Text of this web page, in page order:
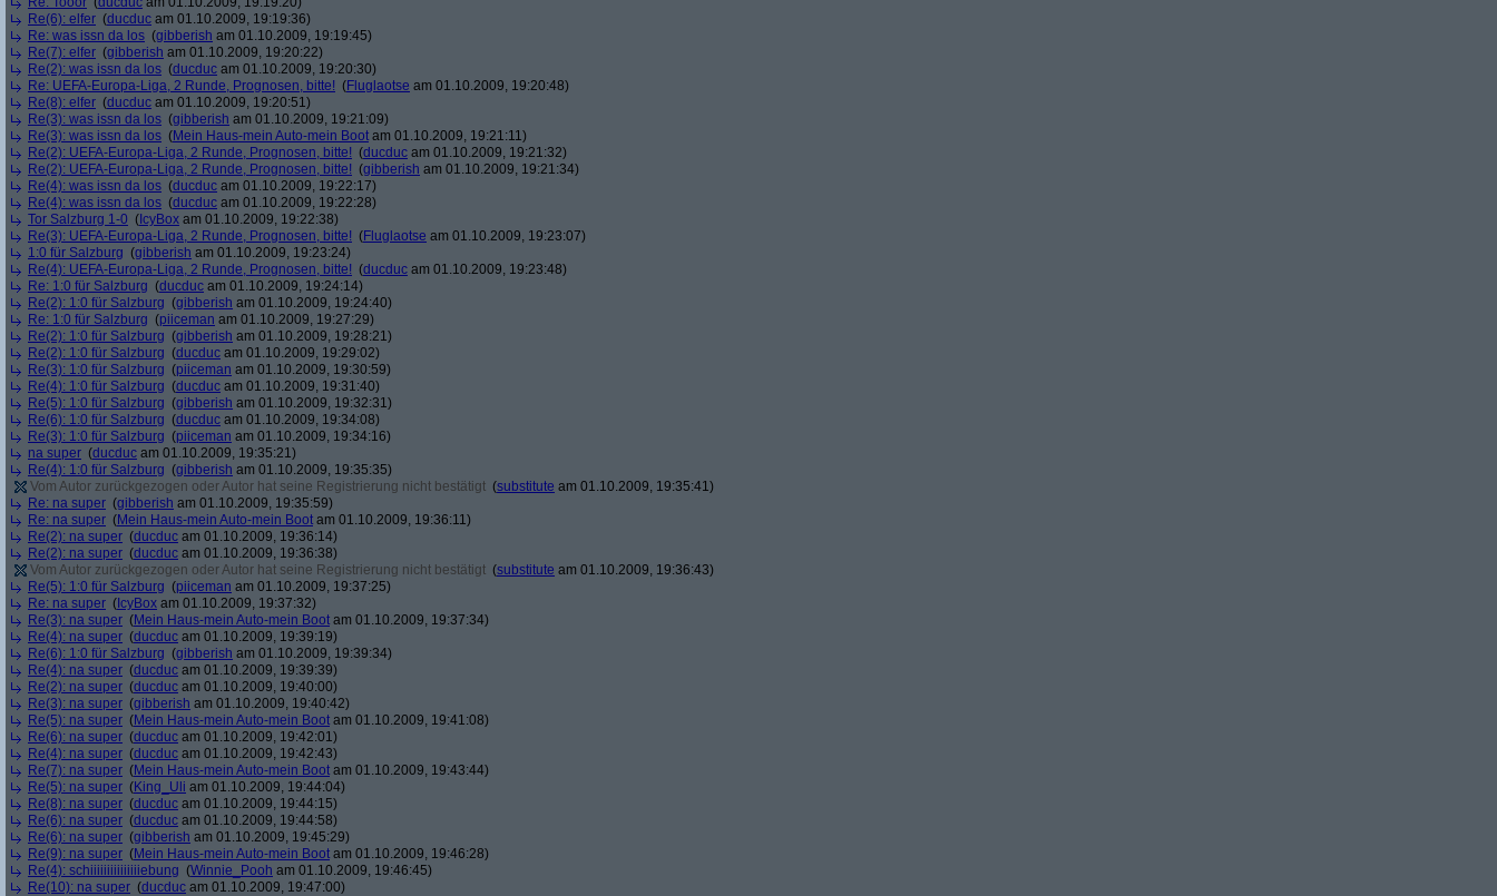
Re(6): elfer (ducduc am 01.10.2009, 19:19:36)
Re: was issn da los (gibberish am 01.10.2009, 19:19:45)
Re(7): elfer (gibberish am 01.10.2009, 19:20:22)
Re(2): was issn da los (ducduc am 01.10.2009, 19:20:30)
Re: UEFA-Europa-Liga, 2 Runde, Prognosen, bitte! (Fluglaotse am 01.10.2009, 19:20:48)
Re(8): elfer (ducduc am 01.10.2009, 19:20:51)
Re(3): was issn da los (gibberish am 01.10.2009, 19:21:09)
Re(3): was issn da los (Mein Haus-mein Auto-mein Boot am 01.10.2009, 19:21:11)
Re(2): UEFA-Europa-Liga, 2 Runde, Prognosen, bitte! (ducduc am 01.10.2009, 19:21:32)
Re(2): UEFA-Europa-Liga, 2 Runde, Prognosen, bitte! (gibberish am 01.10.2009, 19:21:34)
Re(4): was issn da los (ducduc am 01.10.2009, 19:22:17)
Re(4): was issn da los (ducduc am 01.10.2009, 19:22:28)
Tor Salzburg 1-0 ( IcyBox am 01.10.2009, 19:22:38)
Re(3): UEFA-Europa-Liga, 2 Runde, Prognosen, bitte! (Fluglaotse am 01.10.2009, 19:23:07)
1:0 für Salzburg (gibberish am 01.10.2009, 19:23:24)
Re(4): UEFA-Europa-Liga, 2 Runde, Prognosen, bitte! (ducduc am 01.10.2009, 19:23:48)
Re: 1:0 für Salzburg (ducduc am 01.10.2009, 19:24:14)
Re(2): 1:0 für Salzburg (gibberish am 01.10.2009, 19:24:40)
Re: 1:0 für Salzburg (piiceman am 01.10.2009, 19:27:29)
Re(2): 1:0 für Salzburg (gibberish am 01.10.2009, 19:28:21)
Re(2): 1:0 für Salzburg (ducduc am 01.10.2009, 19:29:02)
Re(3): 1:0 für Salzburg (piiceman am 01.10.2009, 19:30:59)
Re(4): 1:0 für Salzburg (ducduc am 01.10.2009, 19:31:40)
Re(5): 1:0 für Salzburg (gibberish am 01.10.2009, 19:32:31)
Re(6): 1:0 für Salzburg (ducduc am 01.10.2009, 19:34:08)
Re(3): 1:0 für Salzburg (piiceman am 01.10.2009, 19:34:16)
na super (ducduc am 01.10.2009, 19:35:21)
Re(4): 1:0 für Salzburg (gibberish am 01.10.2009, 19:35:35)
Vom Autor zurückgezogen oder Autor hat seine Registrierung nicht bestätigt (substitute am 01.10.2009, 19:35:41)
Re: na super (gibberish am 01.10.2009, 19:35:59)
Re: na super (Mein Haus-mein Auto-mein Boot am 01.10.2009, 19:36:11)
Re(2): na super (ducduc am 01.10.2009, 19:36:14)
Re(2): na super (ducduc am 01.10.2009, 19:36:38)
Vom Autor zurückgezogen oder Autor hat seine Registrierung nicht bestätigt (substitute am 01.10.2009, 19:36:43)
Re(5): 1:0 für Salzburg (piiceman am 01.10.2009, 19:37:25)
Re: na super ( IcyBox am 01.10.2009, 19:37:32)
Re(3): na super (Mein Haus-mein Auto-mein Boot am 01.10.2009, 19:37:34)
Re(4): na super (ducduc am 01.10.2009, 19:39:19)
Re(6): 1:0 für Salzburg (gibberish am 01.10.2009, 19:39:34)
Re(4): na super (ducduc am 01.10.2009, 19:39:39)
Re(2): na super (ducduc am 01.10.2009, 19:40:00)
Re(3): na super (gibberish am 01.10.2009, 19:40:42)
Re(5): na super (Mein Haus-mein Auto-mein Boot am 01.10.2009, 19:41:08)
Re(6): na super (ducduc am 01.10.2009, 19:42:01)
Re(4): na super (ducduc am 01.10.2009, 19:42:43)
Re(7): na super (Mein Haus-mein Auto-mein Boot am 01.10.2009, 19:43:44)
Re(5): na super (King_Uli am 01.10.2009, 19:44:04)
Re(8): na super (ducduc am 01.10.2009, 19:44:15)
Re(6): na super (ducduc am 01.10.2009, 19:44:58)
Re(6): na super (gibberish am 01.10.2009, 19:45:29)
Re(9): na super (Mein Haus-mein Auto-mein Boot am 01.10.2009, 19:46:28)
Re(4): schiiiiiiiiiiiiiiiebung (Winnie_Pooh am 01.10.2009, 19:46:45)
Re(10): na super (ducduc am 01.10.2009, 19:47:00)